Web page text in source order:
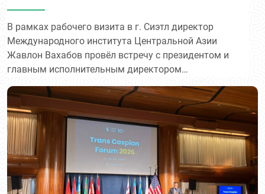
конкретных экономических проектов с
регионом Большого Сиэтла
В рамках рабочего визита в г. Сиэтл директор
Международного института Центральной Азии
Жавлон Вахабов провёл встречу с президентом и
главным исполнительным директором
Шаннон Брэддок.